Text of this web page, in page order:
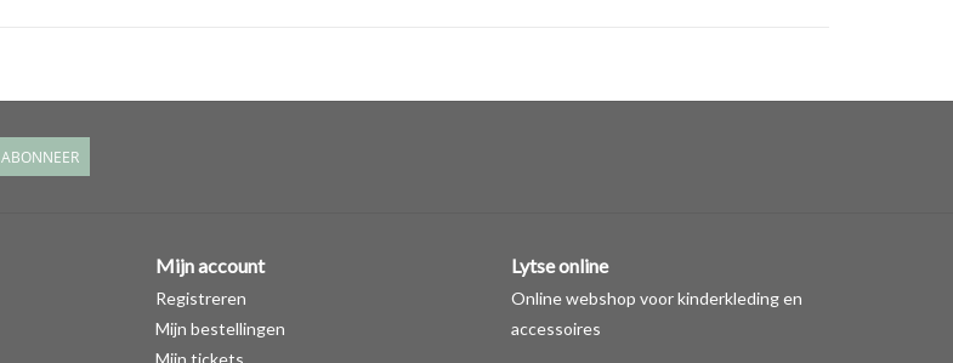
ABONNEER
Mijn account
Registreren
Mijn bestellingen
Mijn tickets
Lytse online
Online webshop voor kinderkleding en
accessoires